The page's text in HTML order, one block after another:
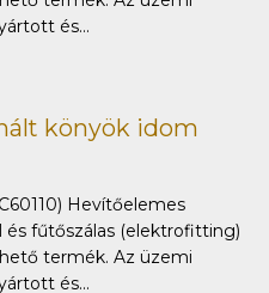
és...
könyök idom
Hevítőelemes
fűtőszálas (elektrofitting)
termék. Az üzemi
és...